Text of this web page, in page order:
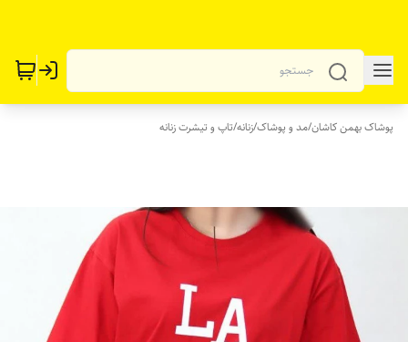
پوشاک بهمن کاشان/مد و پوشاک/زنانه/تاپ و تیشرت زنانه